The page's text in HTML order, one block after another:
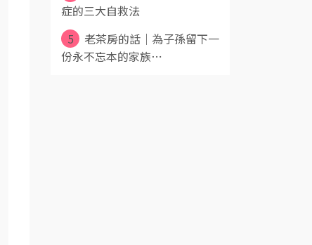
症的三大自救法
5
老茶房的話｜為子孫留下一
份永不忘本的家族⋯